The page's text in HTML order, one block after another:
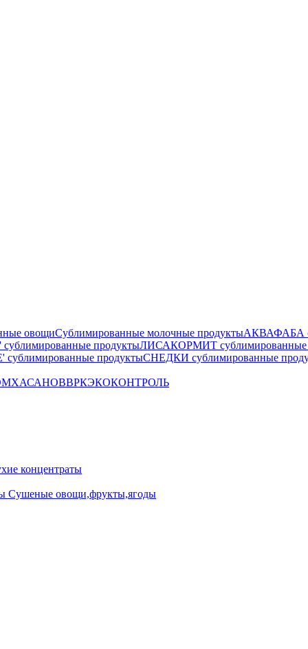
овощиСублимированные молочные продуктыАКВАФАБА
продуктыЛИСАКОРМИТ сублимированные
продуктыСНЕДКИ сублимированные
ХАСАНОВВРКЭКОКОНТРОЛЬ
концентраты
Сушеные овощи,фрукты,ягоды